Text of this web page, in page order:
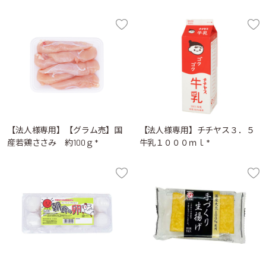
【法人様専用】【グラム売】国
産若鶏ささみ 約100ｇ *
【法人様専用】チチヤス３．５
牛乳１０００ｍｌ *